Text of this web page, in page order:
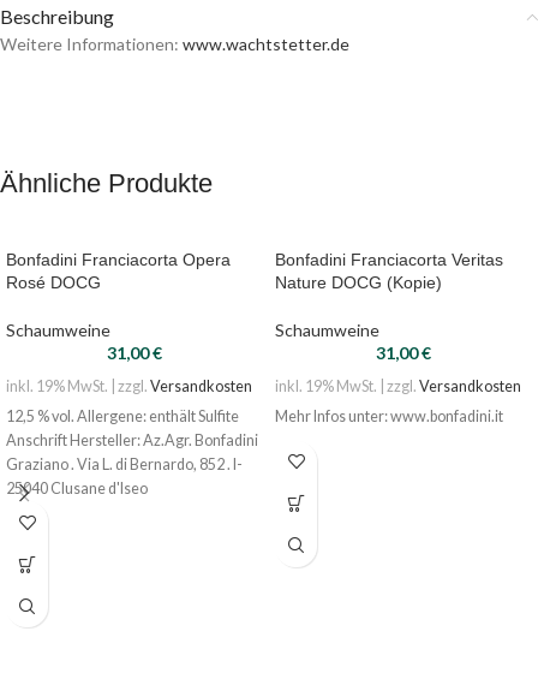
Beschreibung
Weitere Informationen: www.wachtstetter.de
Ähnliche Produkte
Bonfadini Franciacorta Opera
Rosé DOCG
Schaumweine
31,00€
inkl. 19% MwSt. | zzgl. Versandkosten
12,5 % vol. Allergene: enthält Sulfite
Anschrift Hersteller: Az.Agr. Bonfadini
Graziano . Via L. di Bernardo, 852 . I-
25040 Clusane d'Iseo
Bonfadini Franciacorta Veritas
Nature DOCG (Kopie)
Schaumweine
31,00€
inkl. 19% MwSt. | zzgl. Versandkosten
Mehr Infos unter: www.bonfadini.it